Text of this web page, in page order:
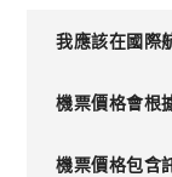
我應該在國際
機票價格會根
機票價格包含